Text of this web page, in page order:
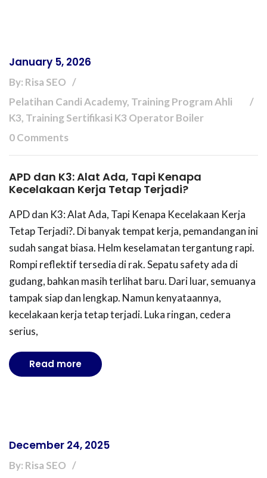
January 5, 2026
By: Risa SEO
Pelatihan Candi Academy, Training Program Ahli
K3, Training Sertifikasi K3 Operator Boiler
0 Comments
APD dan K3: Alat Ada, Tapi Kenapa
Kecelakaan Kerja Tetap Terjadi?
APD dan K3: Alat Ada, Tapi Kenapa Kecelakaan Kerja
Tetap Terjadi?. Di banyak tempat kerja, pemandangan ini
sudah sangat biasa. Helm keselamatan tergantung rapi.
Rompi reflektif tersedia di rak. Sepatu safety ada di
gudang, bahkan masih terlihat baru. Dari luar, semuanya
tampak siap dan lengkap. Namun kenyataannya,
kecelakaan kerja tetap terjadi. Luka ringan, cedera
serius,
Read more
December 24, 2025
By: Risa SEO